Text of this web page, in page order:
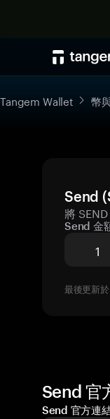
Tangem Wallet 幣
Send
將
Send 金
最後更新
Send 官
Send 官方連